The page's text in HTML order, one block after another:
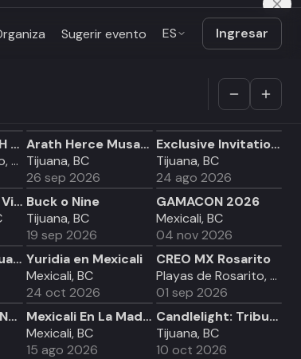
Sugerir evento ES Ingresar
ROSARITO BEACH 22 ANNUAL MOTOTCYCLE RUN
Playas de Rosarito, BC
Arath Herce Musas en Tour 2026 en Tijuana
Tijuana, BC
26 sep 2026
Exclusive Invitation: IPT Masterclass & Official Diploma Program | Tijuana
Tijuana, BC
24 ago 2026
Salsa Bachata & Vino THE ROOTS Buck o Nine
Tijuana, BC
19 sep 2026
GAMACON 2026
Mexicali, BC
04 nov 2026
Hellripper en Tijuana Yuridia en Mexicali
Mexicali, BC
24 oct 2026
CREO MX Rosarito
Playas de Rosarito, BC
01 sep 2026
5TO MAGNO CONGRESO INODET 2026
Mexicali En La Madre
Mexicali, BC
15 ago 2026
Candlelight: Tributo a Juan Gabriel
Tijuana, BC
10 oct 2026